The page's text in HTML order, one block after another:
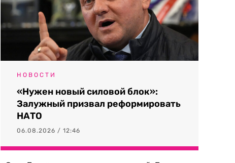
НОВОСТИ
«Нужен новый силовой блок»:
Залужный призвал реформировать
НАТО
06.08.2026 / 12:46